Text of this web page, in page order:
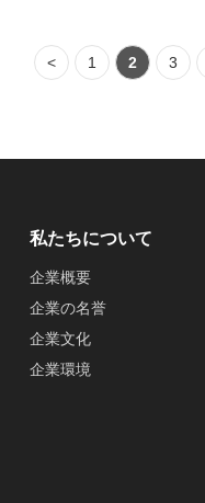
< 1 2 3
私たちについて
企業概要
企業の名誉
企業文化
企業環境